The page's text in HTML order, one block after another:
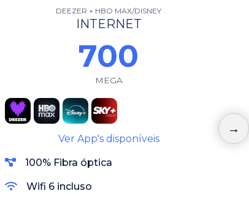
DEEZER + HBO MAX/DISNEY
INTERNET
700
MEGA
Ver App's disponíveis
100% Fibra óptica
Wifi 6 incluso